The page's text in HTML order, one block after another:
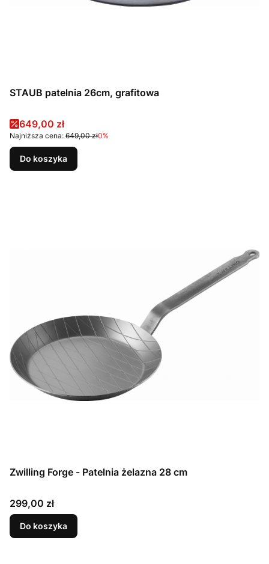
STAUB patelnia 26cm, grafitowa
Cena promocyjna
649,00 zł
Najniższa cena: 649,00 zł0%
Do koszyka
Zwilling Forge - Patelnia żelazna 28 cm
Cena
299,00 zł
Do koszyka